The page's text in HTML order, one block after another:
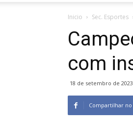
Inicio Sec. Esportes
com
18 de setembro de 2023
Compartilhar